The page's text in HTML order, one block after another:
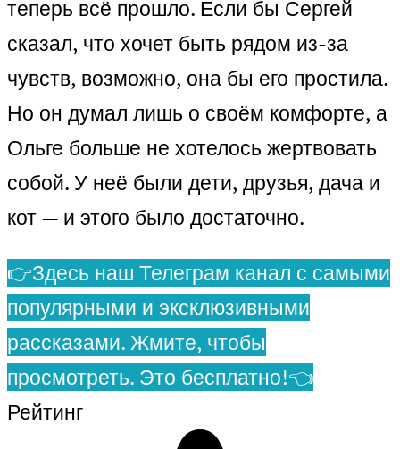
теперь всё прошло. Если бы Сергей
сказал, что хочет быть рядом из-за
чувств, возможно, она бы его простила.
Но он думал лишь о своём комфорте, а
Ольге больше не хотелось жертвовать
собой. У неё были дети, друзья, дача и
кот — и этого было достаточно.
👉Здесь наш Телеграм канал с самыми
популярными и эксклюзивными
рассказами. Жмите, чтобы
просмотреть. Это бесплатно!👈
Рейтинг